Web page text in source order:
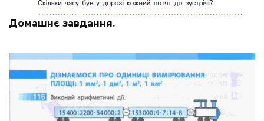
Домашнє завдання.